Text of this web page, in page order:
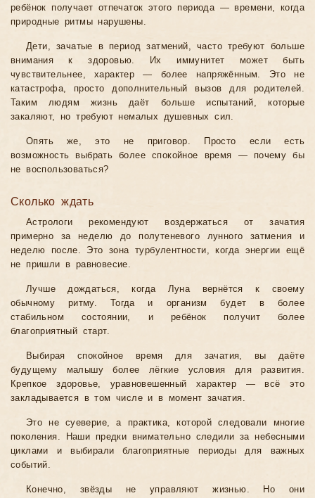
ребёнок получает отпечаток этого периода — времени, когда
природные ритмы нарушены.
Дети, зачатые в период затмений, часто требуют больше
внимания к здоровью. Их иммунитет может быть
чувствительнее, характер — более напряжённым. Это не
катастрофа, просто дополнительный вызов для родителей.
Таким людям жизнь даёт больше испытаний, которые
закаляют, но требуют немалых душевных сил.
Опять же, это не приговор. Просто если есть
возможность выбрать более спокойное время — почему бы
не воспользоваться?
Сколько ждать
Астрологи рекомендуют воздержаться от зачатия
примерно за неделю до полутеневого лунного затмения и
неделю после. Это зона турбулентности, когда энергии ещё
не пришли в равновесие.
Лучше дождаться, когда Луна вернётся к своему
обычному ритму. Тогда и организм будет в более
стабильном состоянии, и ребёнок получит более
благоприятный старт.
Выбирая спокойное время для зачатия, вы даёте
будущему малышу более лёгкие условия для развития.
Крепкое здоровье, уравновешенный характер — всё это
закладывается в том числе и в момент зачатия.
Это не суеверие, а практика, которой следовали многие
поколения. Наши предки внимательно следили за небесными
циклами и выбирали благоприятные периоды для важных
событий.
Конечно, звёзды не управляют жизнью. Но они